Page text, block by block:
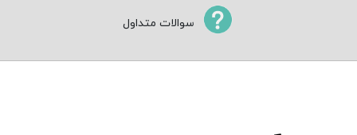
سوالات متداول